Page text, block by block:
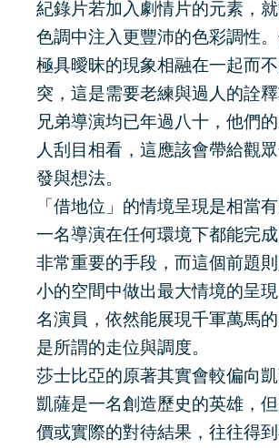
紀錄片若加入劇情片的元素，
色調中注入更豐沛的色彩調性
極具曖昧的現象相融在一起而
突，這是需要老練與過人的詮
兄弟導演均已年過八十，他們
人刮目相看，這應該會帶給觀
發與想法。
「借地位」的情境呈現是相當
一名導演在任何環境下都能完
非常重要的手段，而這個前題
小的空間中做出最大情境的呈
名演員，依然能展現千軍萬馬
是所謂的走位與調度。
莎士比亞的原著其實會較偏向
凱薩是一名創造歷史的英雄，
價或實際的對待結果，往往得